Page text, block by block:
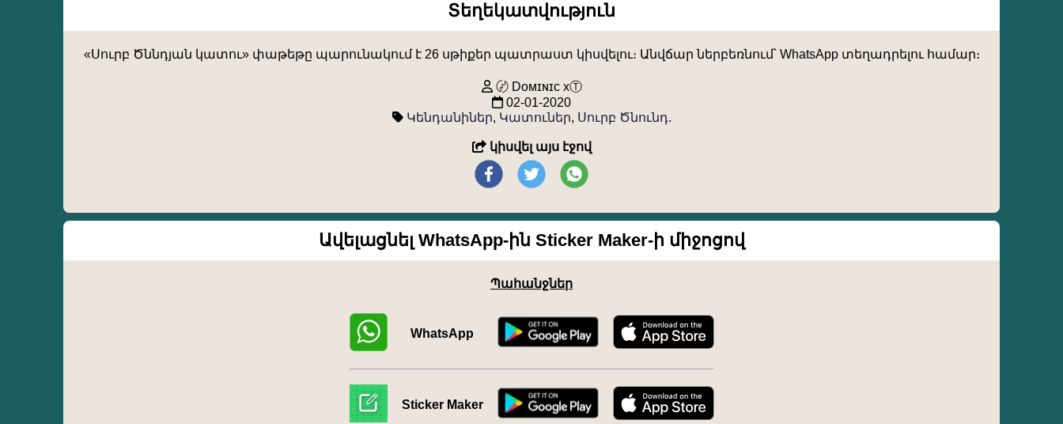
Տեղեկատվություն
«Սուրբ Ծննդյան կատու» փաթեթը պարունակում է 26 սթիքեր պատրաստ կիսվելու։ Անվճար ներբեռնում՝ WhatsApp տեղադրելու համար։
〄 Dᴏᴍɪɴɪᴄ xⓉ
02-01-2020
Կենդանիներ, Կատուներ, Սուրբ Ծնունդ.
կիսվել այս էջով
Ավելացնել WhatsApp-ին Sticker Maker-ի միջոցով
Պահանջներ
WhatsApp
Sticker Maker